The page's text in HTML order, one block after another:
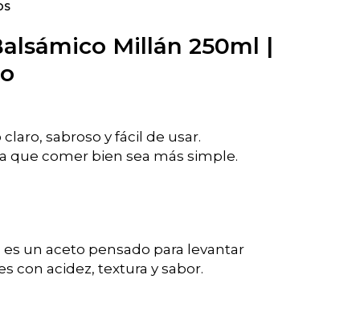
Millán 250ml |
sabroso y fácil de usar.
que comer bien sea más simple.
un aceto pensado para levantar
con acidez, textura y sabor.